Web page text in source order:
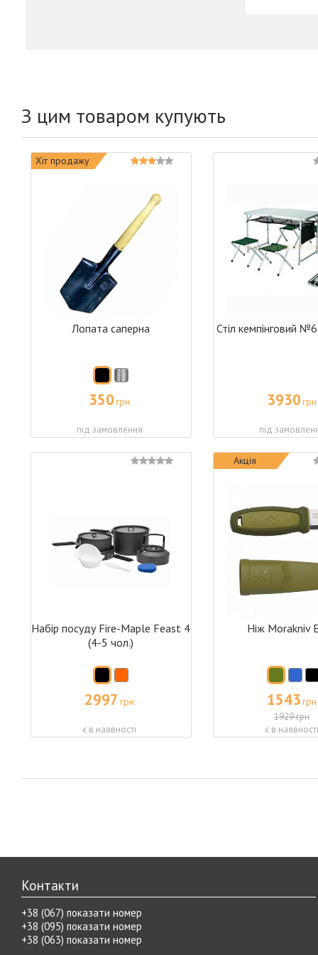
З цим товаром купують
Хіт продажу
Лопата саперна
350грн
під замовлення
Стіл кемпінговий №6
3930грн
під
Набір посуду Fire-Maple Feast 4
(4-5 чол.)
2997 грн
є в наявності
Акція
Ніж Morakniv
1543грн
1929 грн
є в наявності
Контакти
+38 (067) показати номер
+38 (095) показати номер
+38 (063) показати номер